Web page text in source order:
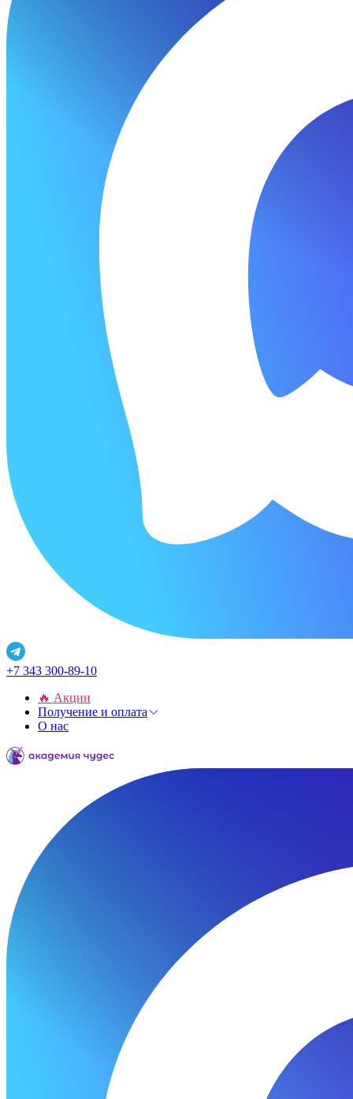
+7 343 300-89-10
🔥 Акции
Получение и оплата
О нас